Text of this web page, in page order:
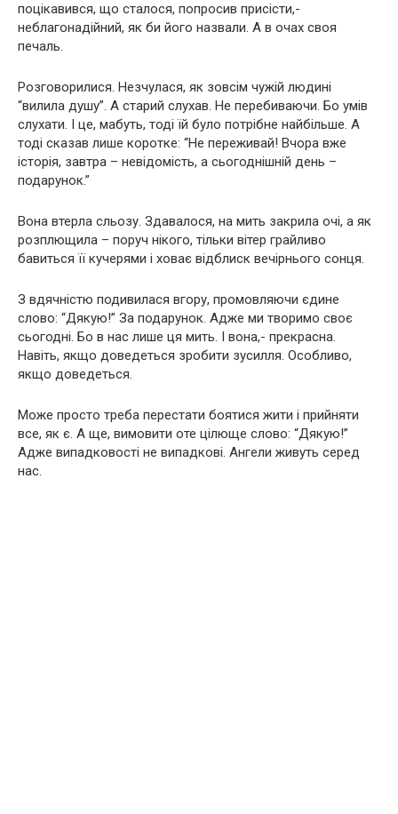
поцікавився, що сталося, попросив присісти,-
неблагонадійний, як би його назвали. А в очах своя
печаль.
Розговорилися. Незчулася, як зовсім чужій людині
“вилила душу”. А старий слухав. Не перебиваючи. Бо умів
слухати. І це, мабуть, тоді їй було потрібне найбільше. А
тоді сказав лише коротке: “Не переживай! Вчора вже
історія, завтра – невідомість, а сьогоднішній день –
подарунок.”
Вона втерла сльозу. Здавалося, на мить закрила очі, а як
розплющила – поруч нікого, тільки вітер грайливо
бавиться її кучерями і ховає відблиск вечірнього сонця.
З вдячністю подивилася вгору, промовляючи єдине
слово: “Дякую!” За подарунок. Адже ми творимо своє
сьогодні. Бо в нас лише ця мить. І вона,- прекрасна.
Навіть, якщо доведеться зробити зусилля. Особливо,
якщо доведеться.
Може просто треба перестати боятися жити і прийняти
все, як є. А ще, вимовити оте цілюще слово: “Дякую!”
Адже випадковості не випадкові. Ангели живуть серед
нас.